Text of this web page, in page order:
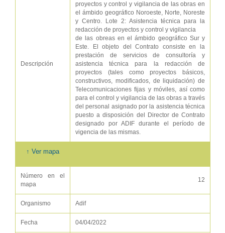
Descripción
proyectos y control y vigilancia de las obras en
el ámbido geográfico Noroeste, Norte, Noreste
y Centro. Lote 2: Asistencia técnica para la
redacción de proyectos y control y vigilancia
de las obreas en el ámbido geográfico Sur y
Este. El objeto del Contrato consiste en la
prestación de servicios de consultoría y
asistencia técnica para la redacción de
proyectos (tales como proyectos básicos,
constructivos, modificados, de liquidación) de
Telecomunicaciones fijas y móviles, así como
para el control y vigilancia de las obras a través
del personal asignado por la asistencia técnica
puesto a disposición del Director de Contrato
designado por ADIF durante el período de
vigencia de las mismas.
↑ Ver mapa
Número en el
mapa
12
Organismo Adif
Fecha 04/04/2022